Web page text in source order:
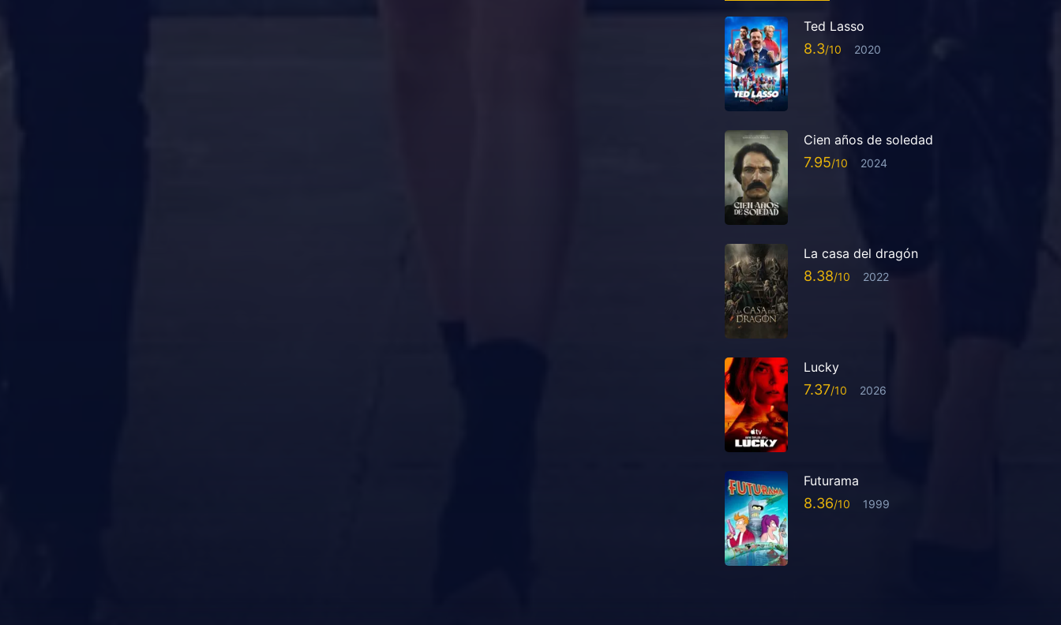
Ted Lasso
8.3 2020
Cien años de soledad
7.95 2024
La casa del dragón
8.38 2022
Lucky
7.37 2026
Futurama
8.36 1999